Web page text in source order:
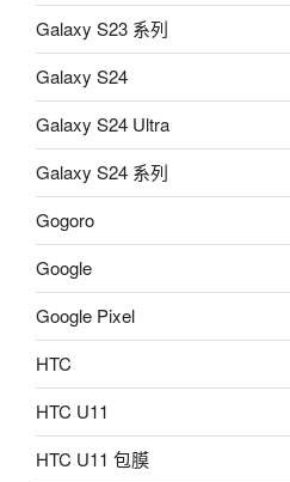
Galaxy S23 系列
Galaxy S24
Galaxy S24 Ultra
Galaxy S24 系列
Gogoro
Google
Google Pixel
HTC
HTC U11
HTC U11 包膜